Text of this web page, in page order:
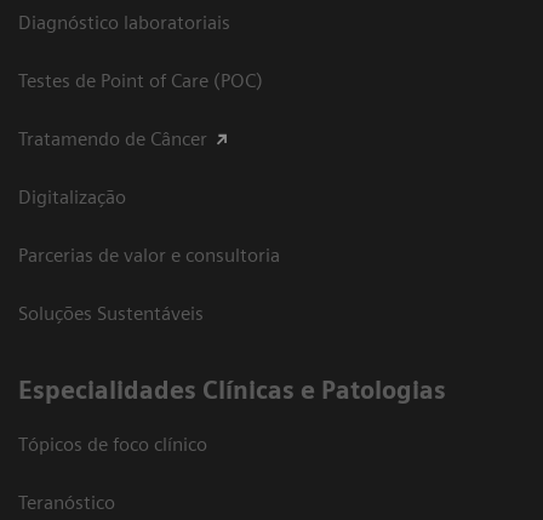
Diagnóstico laboratoriais
Testes de Point of Care (POC)
Tratamendo de Câncer
Digitalização
Parcerias de valor e consultoria
Soluções Sustentáveis
​Especialidades Clínicas e Patologias
Tópicos de foco clínico
Teranóstico